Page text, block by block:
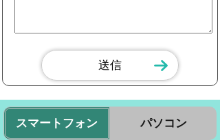
スマートフォン パソコン